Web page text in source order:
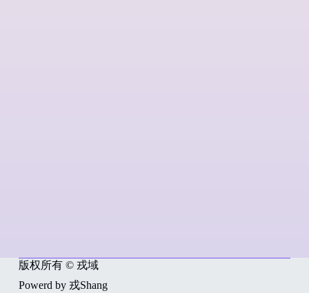
版权所有 © 戎域
Powerd by 戎Shang